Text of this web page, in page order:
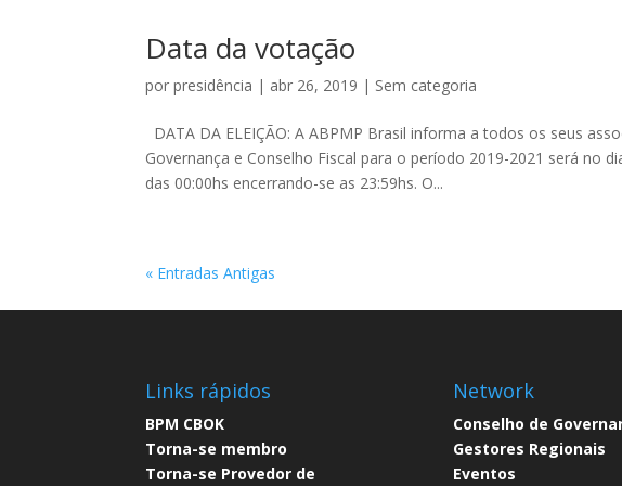
Data da votação
porpresidência | abr 26, 2019 | Sem categoria
DATA DA ELEIÇÃO: A ABPMP Brasil informa a todos os seus
Governança e Conselho Fiscal para o período 2019-2021 será no
das 00:00hs encerrando-se as 23:59hs. O...
« Entradas Antigas
Links rápidos
BPM CBOK​
Torna-se membro​
Torna-se Provedor de
Network
Conselho de
Gestores Regionais
Eventos